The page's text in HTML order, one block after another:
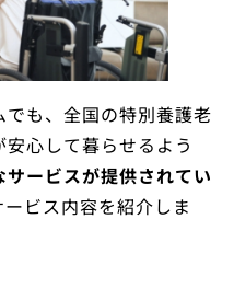
も、全国の特別養護老
心して暮らせるよう
ービスが提供されてい
ビス内容を紹介しま